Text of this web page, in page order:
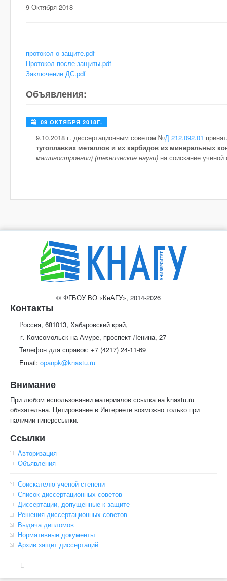
9 Октября 2018
протокол о защите.pdf
Протокол после защиты.pdf
Заключение ДС.pdf
Объявления:
09 ОКТЯБРЯ 2018Г.
9.10.2018 г. диссертационным советом №Д 212.092.01
тугоплавких металлов и их карбидов из минеральных
машиностроении) (технические науки) на соискание
© ФГБОУ ВО «КнАГУ», 2014-2026
Контакты
Россия, 681013, Хабаровский край,
г. Комсомольск-на-Амуре, проспект Ленина, 27
Телефон для справок: +7 (4217) 24-11-69
Email: opanpk@knastu.ru
Внимание
При любом использовании материалов ссылка на knastu.ru
обязательна. Цитирование в Интернете возможно только при
наличии гиперссылки.
Ссылки
Авторизация
Объявления
Соискателю ученой степени
Список диссертационных советов
Диссертации, допущенные к защите
Решения диссертационных советов
Выдача дипломов
Нормативные документы
Архив защит диссертаций
L